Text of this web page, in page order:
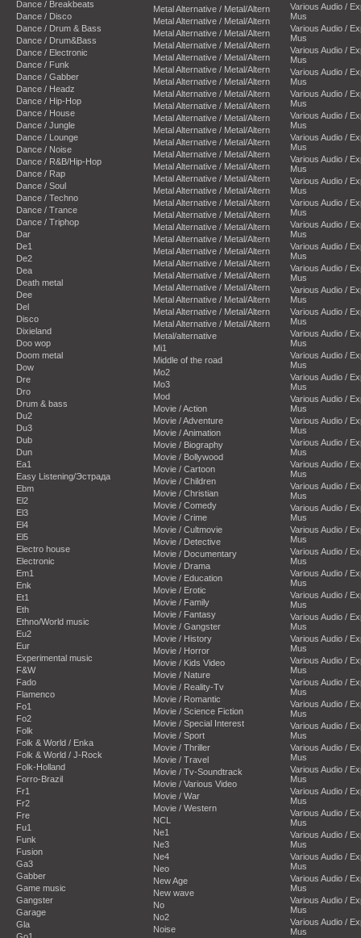
Dance / Breakbeats
Dance / Disco
Dance / Drum & Bass
Dance / Drum&Bass
Dance / Electronic
Dance / Funk
Dance / Gabber
Dance / Headz
Dance / Hip-Hop
Dance / House
Dance / Jungle
Dance / Lounge
Dance / Noise
Dance / R&B/Hip-Hop
Dance / Rap
Dance / Soul
Dance / Techno
Dance / Trance
Dance / Triphop
Dar
De1
De2
Dea
Death metal
Dee
Del
Disco
Dixieland
Doo wop
Doom metal
Dow
Dre
Dro
Drum & bass
Du2
Du3
Dub
Dun
Ea1
Easy Listening/Эстрада
Ebm
El2
El3
El4
El5
Electro house
Electronic
Em1
Enk
Et1
Eth
Ethno/World music
Eu2
Eur
Experimental music
F&W
Fado
Flamenco
Fo1
Fo2
Folk
Folk & World / Enka
Folk & World / J-Rock
Folk-Holland
Forro-Brazil
Fr1
Fr2
Fre
Fu1
Funk
Fusion
Ga3
Gabber
Game music
Gangster
Garage
Gla
Go1
Metal Alternative / Metal/Altern
Metal Alternative / Metal/Altern
Metal Alternative / Metal/Altern
Metal Alternative / Metal/Altern
Metal Alternative / Metal/Altern
Metal Alternative / Metal/Altern
Metal Alternative / Metal/Altern
Metal Alternative / Metal/Altern
Metal Alternative / Metal/Altern
Metal Alternative / Metal/Altern
Metal Alternative / Metal/Altern
Metal Alternative / Metal/Altern
Metal Alternative / Metal/Altern
Metal Alternative / Metal/Altern
Metal Alternative / Metal/Altern
Metal Alternative / Metal/Altern
Metal Alternative / Metal/Altern
Metal Alternative / Metal/Altern
Metal Alternative / Metal/Altern
Metal Alternative / Metal/Altern
Metal Alternative / Metal/Altern
Metal Alternative / Metal/Altern
Metal Alternative / Metal/Altern
Metal Alternative / Metal/Altern
Metal Alternative / Metal/Altern
Metal Alternative / Metal/Altern
Metal Alternative / Metal/Altern
Metal/alternative
Mi1
Middle of the road
Mo2
Mo3
Mod
Movie / Action
Movie / Adventure
Movie / Animation
Movie / Biography
Movie / Bollywood
Movie / Cartoon
Movie / Children
Movie / Christian
Movie / Comedy
Movie / Crime
Movie / Cultmovie
Movie / Detective
Movie / Documentary
Movie / Drama
Movie / Education
Movie / Erotic
Movie / Family
Movie / Fantasy
Movie / Gangster
Movie / History
Movie / Horror
Movie / Kids Video
Movie / Nature
Movie / Reality-Tv
Movie / Romantic
Movie / Science Fiction
Movie / Special Interest
Movie / Sport
Movie / Thriller
Movie / Travel
Movie / Tv-Soundtrack
Movie / Various Video
Movie / War
Movie / Western
NCL
Ne1
Ne3
Ne4
Neo
New Age
New wave
No
No2
Noise
Various Audio /
Mus
Various Audio /
Mus
Various Audio /
Mus
Various Audio /
Mus
Various Audio /
Mus
Various Audio /
Mus
Various Audio /
Mus
Various Audio /
Mus
Various Audio /
Mus
Various Audio /
Mus
Various Audio /
Mus
Various Audio /
Mus
Various Audio /
Mus
Various Audio /
Mus
Various Audio /
Mus
Various Audio /
Mus
Various Audio /
Mus
Various Audio /
Mus
Various Audio /
Mus
Various Audio /
Mus
Various Audio /
Mus
Various Audio /
Mus
Various Audio /
Mus
Various Audio /
Mus
Various Audio /
Mus
Various Audio /
Mus
Various Audio /
Mus
Various Audio /
Mus
Various Audio /
Mus
Various Audio /
Mus
Various Audio /
Mus
Various Audio /
Mus
Various Audio /
Mus
Various Audio /
Mus
Various Audio /
Mus
Various Audio /
Mus
Various Audio /
Mus
Various Audio /
Mus
Various Audio /
Mus
Various Audio /
Mus
Various Audio /
Mus
Various Audio /
Mus
Various Audio /
Mus